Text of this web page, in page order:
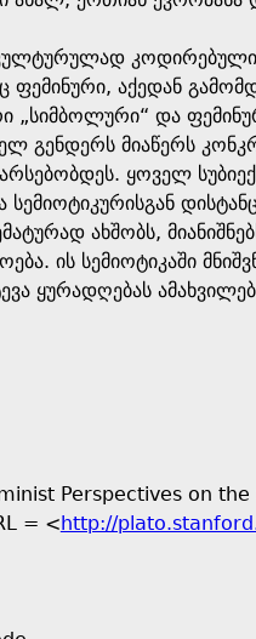
აქედან
„სიმბოლური“ და
გენდერს მიაწერს
ყოველ
ახშობს,
ის სემიოტიკაში
ყურადღებას
Perspectives on
= <http://